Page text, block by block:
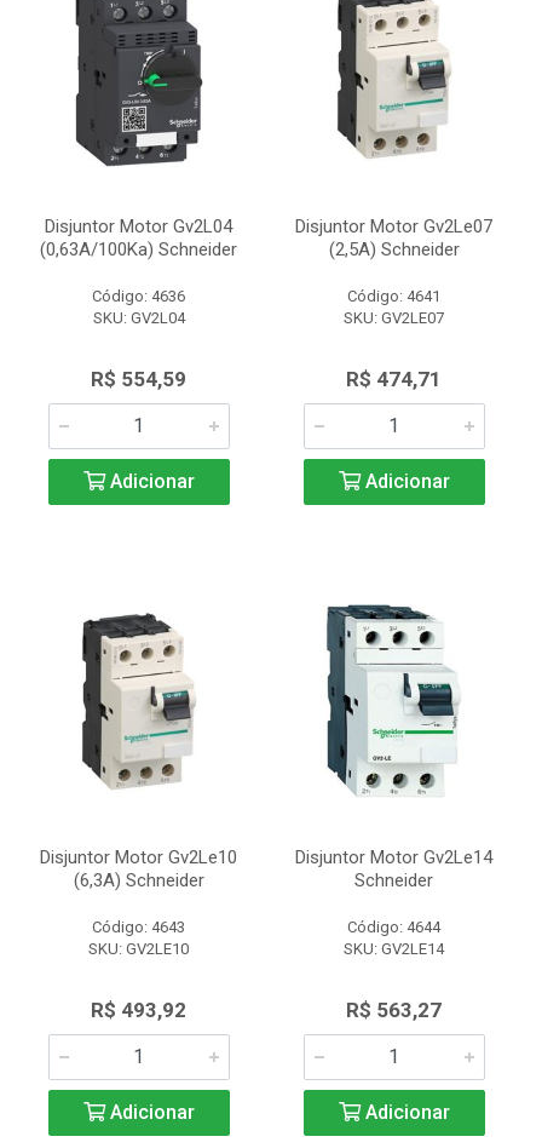
Disjuntor Motor Gv2L04
(0,63A/100Ka) Schneider
Código: 4636
SKU: GV2L04
R$ 554,59
Adicionar
Disjuntor Motor Gv2Le07
(2,5A) Schneider
Código: 4641
SKU: GV2LE07
R$ 474,71
Adicionar
Disjuntor Motor Gv2Le10
(6,3A) Schneider
Código: 4643
SKU: GV2LE10
R$ 493,92
Adicionar
Disjuntor Motor Gv2Le14
Schneider
Código: 4644
SKU: GV2LE14
R$ 563,27
Adicionar